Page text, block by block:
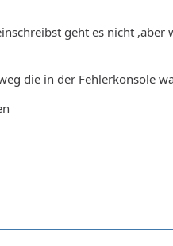
geht es nicht ,aber
die in der Fehlerkonsole